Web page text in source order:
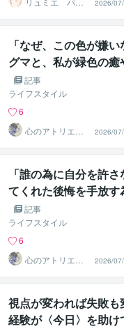
ソナルカラー、
骨格診断士
2026/
「なぜ、この色が嫌
グマと、私が緑色の
記事
ライフスタイル
6
心のアトリエ～
心象画家：卯月
螢～
2026/
「誰の為に自分を許
てくれた後悔を手放す
記事
ライフスタイル
6
心のアトリエ～
心象画家：卯月
螢～
2026/
視点が変われば失敗
経験が〈今日〉を助け